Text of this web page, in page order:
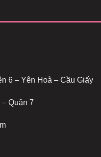
6 – Yên Hoà – Cầu Giấy
Quận 7